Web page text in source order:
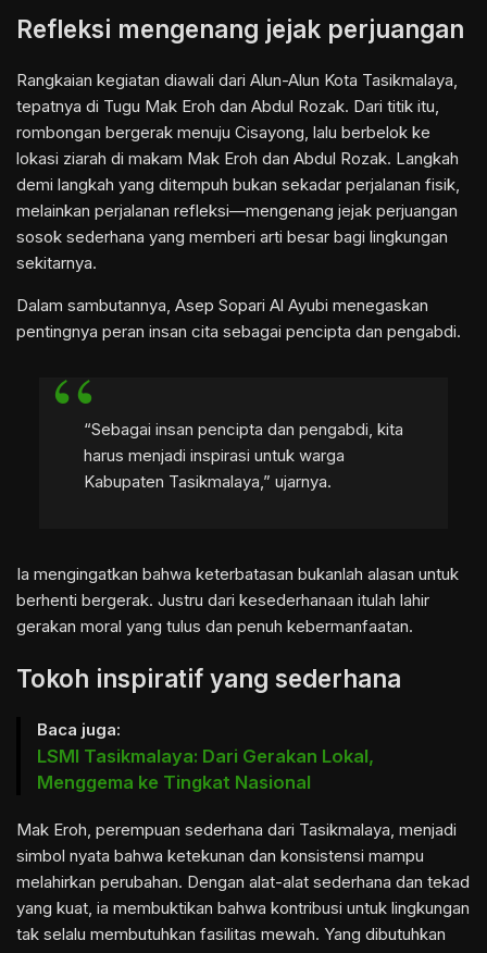
Refleksi mengenang jejak perjuangan
Rangkaian kegiatan diawali dari Alun-Alun Kota Tasikmalaya,
tepatnya di Tugu Mak Eroh dan Abdul Rozak. Dari titik itu,
rombongan bergerak menuju Cisayong, lalu berbelok ke
lokasi ziarah di makam Mak Eroh dan Abdul Rozak. Langkah
demi langkah yang ditempuh bukan sekadar perjalanan fisik,
melainkan perjalanan refleksi—mengenang jejak perjuangan
sosok sederhana yang memberi arti besar bagi lingkungan
sekitarnya.
Dalam sambutannya, Asep Sopari Al Ayubi menegaskan
pentingnya peran insan cita sebagai pencipta dan pengabdi.
“Sebagai insan pencipta dan pengabdi, kita
harus menjadi inspirasi untuk warga
Kabupaten Tasikmalaya,” ujarnya.
Ia mengingatkan bahwa keterbatasan bukanlah alasan untuk
berhenti bergerak. Justru dari kesederhanaan itulah lahir
gerakan moral yang tulus dan penuh kebermanfaatan.
Tokoh inspiratif yang sederhana
Baca juga:
LSMI Tasikmalaya: Dari Gerakan Lokal,
Menggema ke Tingkat Nasional
Mak Eroh, perempuan sederhana dari Tasikmalaya, menjadi
simbol nyata bahwa ketekunan dan konsistensi mampu
melahirkan perubahan. Dengan alat-alat sederhana dan tekad
yang kuat, ia membuktikan bahwa kontribusi untuk lingkungan
tak selalu membutuhkan fasilitas mewah. Yang dibutuhkan